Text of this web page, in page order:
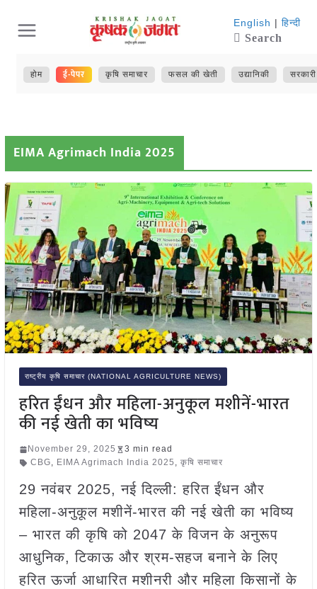
content
English | हिन्दी
Search
होम ई-पेपर कृषि समाचार फसल की खेती उद्यानिकी
EIMA Agrimach India 2025
राष्ट्रीय कृषि समाचार (NATIONAL AGRICULTURE NEWS)
हरित ईंधन और महिला-अनुकूल मशीनें-भारत
की नई खेती का भविष्य
November 29, 2025
3 min read
CBG, EIMA Agrimach India 2025 , कृषि समाचार
29 नवंबर 2025, नई दिल्ली: हरित ईंधन और
महिला-अनुकूल मशीनें-भारत की नई खेती का भविष्य
– भारत की कृषि को 2047 के विजन के अनुरूप
आधुनिक, टिकाऊ और श्रम-सहज बनाने के लिए
हरित ऊर्जा आधारित मशीनरी और महिला किसानों के